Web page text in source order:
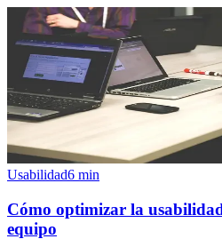
Usabilidad6 min
Cómo optimizar la
equipo